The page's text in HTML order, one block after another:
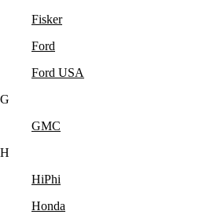
Fisker
Ford
Ford USA
G
GMC
H
HiPhi
Honda